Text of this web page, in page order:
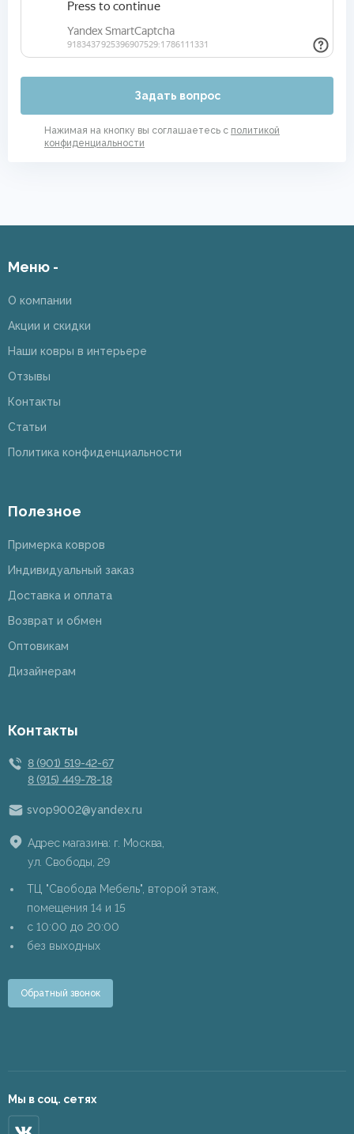
Задать вопрос
Нажимая на кнопку вы соглашаетесь с политикой
конфиденциальности
Меню -
О компании
Акции и скидки
Наши ковры в интерьере
Отзывы
Контакты
Статьи
Политика конфиденциальности
Полезное
Примерка ковров
Индивидуальный заказ
Доставка и оплата
Возврат и обмен
Оптовикам
Дизайнерам
Контакты
8 (901) 519-42-67
8 (915) 449-78-18
svop9002@yandex.ru
Адрес магазина: г. Москва,
ул. Свободы, 29
ТЦ "Свобода Мебель", второй этаж,
помещения 14 и 15
c 10:00 до 20:00
без выходных
Обратный звонок
Мы в соц. сетях